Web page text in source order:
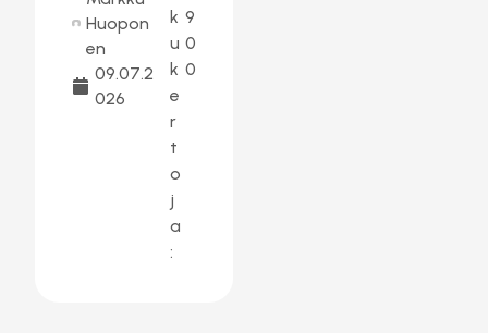
Huopon
en
09.07.2
026
k
u
k
e
r
t
o
j
a
:
9
0
0